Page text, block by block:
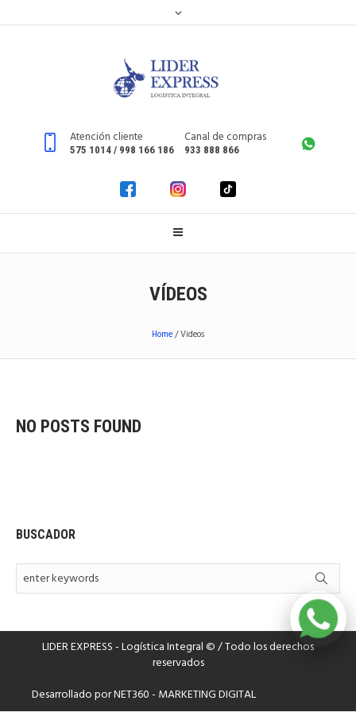
Atención cliente
575 1014 / 998 166 186
Canal de compras
933 888 866
VÍDEOS
Home/Videos
NO POSTS FOUND
BUSCADOR
LIDER EXPRESS - Logística Integral © / Todo los derechos
reservados
Desarrollado porNET360 - MARKETING DIGITAL